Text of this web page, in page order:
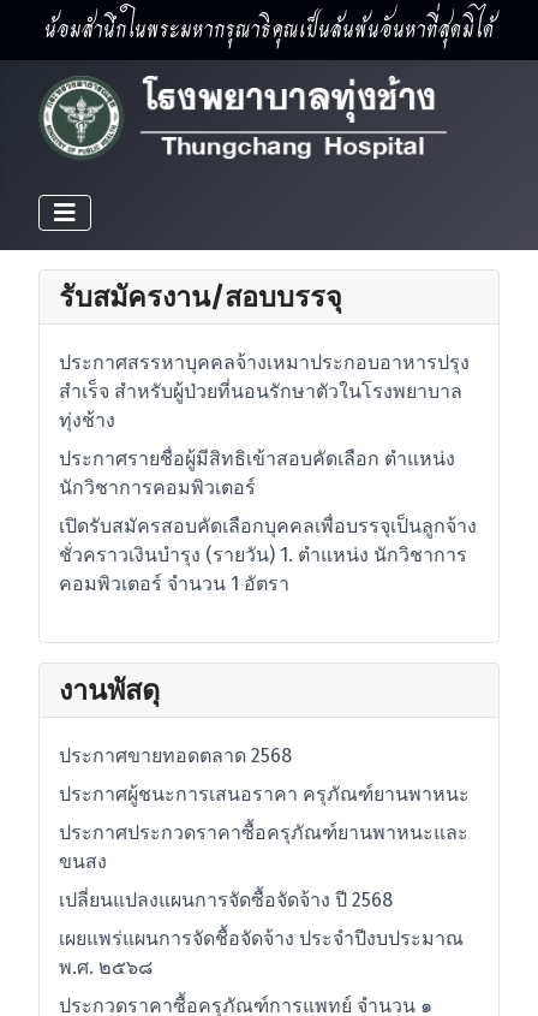
น้อมสำนึกในพระมหากรุณาธิคุณเป็นล้นพ้นอันหาที่สุดมิได้
รับสมัครงาน/สอบบรรจุ
ประกาศสรรหาบุคคลจ้างเหมาประกอบอาหารปรุง
สำเร็จ สำหรับผู้ป่วยที่นอนรักษาตัวในโรงพยาบาล
ทุ่งช้าง
ประกาศรายชื่อผู้มีสิทธิเข้าสอบคัดเลือก ตำแหน่ง
นักวิชาการคอมพิวเตอร์
เปิดรับสมัครสอบคัดเลือกบุคคลเพื่อบรรจุเป็นลูกจ้าง
ชั่วคราวเงินบำรุง (รายวัน) 1. ตำแหน่ง นักวิชาการ
คอมพิวเตอร์ จำนวน 1 อัตรา
งานพัสดุ
ประกาศขายทอดตลาด 2568
ประกาศผู้ชนะการเสนอราคา ครุภัณฑ์ยานพาหนะ
ประกาศประกวดราคาซื้อครุภัณฑ์ยานพาหนะและ
ขนสง
เปลี่ยนแปลงแผนการจัดซื้อจัดจ้าง ปี 2568
เผยแพร่แผนการจัดชื้อจัดจ้าง ประจำปีงบประมาณ
พ.ศ. ๒๕๖๘
ประกวดราคาซื้อครุภัณฑ์การแพทย์ จำนวน ๑